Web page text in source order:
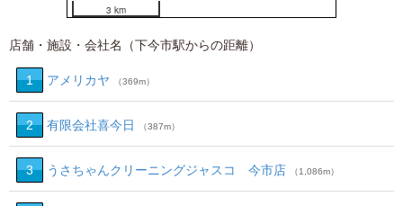
3 km
店舗・施設・会社名（下今市駅からの距離）
1 アメリカヤ （369m）
2 有限会社喜今日 （387m）
3 うさちゃんクリーニングジャスコ 今市店 （1,086m）